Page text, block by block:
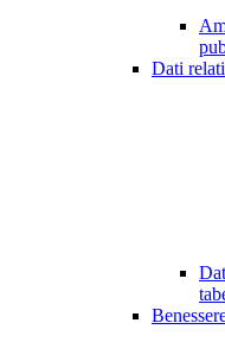
Dati